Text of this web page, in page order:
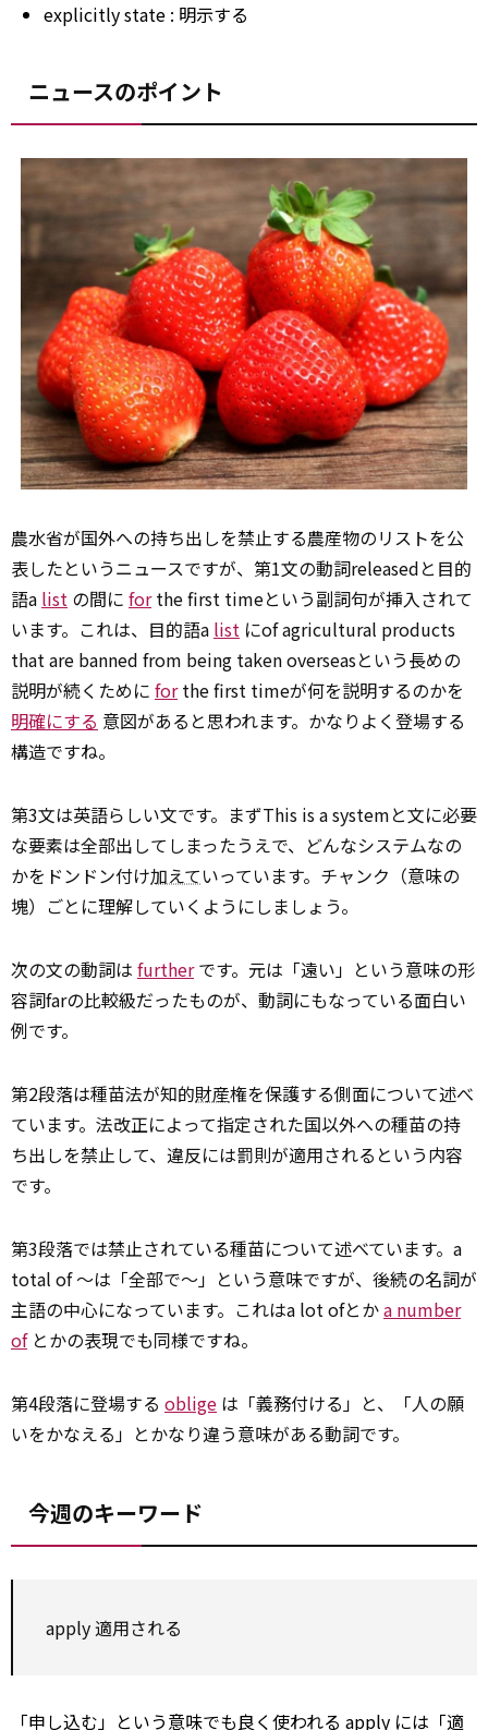
explicitlystate : 明示する
ニュースのポイント
農水省が国外への持ち出しを禁止する農産物のリストを公
表したというニュースですが、第1文の動詞releasedと目的
語a list の間に forthe first timeという副詞句が挿入されて
います。これは、目的語a list にof agricultural products
that are banned from being taken overseasという長めの
説明が続くために forthe first timeが何を説明するのかを
明確にする 意図があると思われます。かなりよく登場する
構造ですね。
第3文は英語らしい文です。まずThis is a systemと文に必要
な要素は全部出してしまったうえで、どんなシステムなの
かをドンドン付け加えていっています。チャンク（意味の
塊）ごとに理解していくようにしましょう。
次の文の動詞は furtherです。元は「遠い」という意味の形
容詞farの比較級だったものが、動詞にもなっている面白い
例です。
第2段落は種苗法が知的財産権を保護する側面について述べ
ています。法改正によって指定された国以外への種苗の持
ち出しを禁止して、違反には罰則が適用されるという内容
です。
第3段落では禁止されている種苗について述べています。a
total of ～は「全部で～」という意味ですが、後続の名詞が
主語の中心になっています。これはa lot ofとかa number
ofとかの表現でも同様ですね。
第4段落に登場する oblige は「義務付ける」と、「人の願
いをかなえる」とかなり違う意味がある動詞です。
今週のキーワード
apply適用される
「申し込む」という意味でも良く使われる apply には「適